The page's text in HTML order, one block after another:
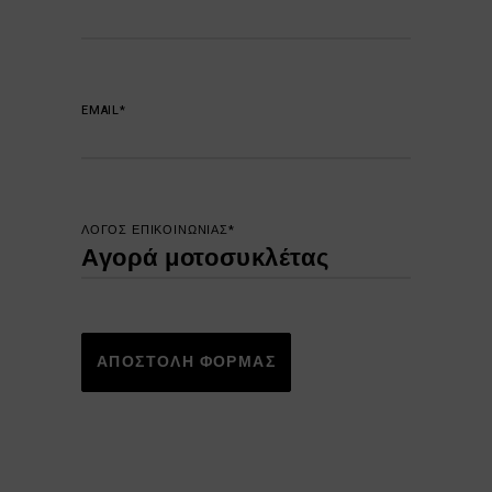
EMAIL*
ΛΟΓΟΣ ΕΠΙΚΟΙΝΩΝΙΑΣ*
ΑΠΟΣΤΟΛΗ ΦΟΡΜΑΣ